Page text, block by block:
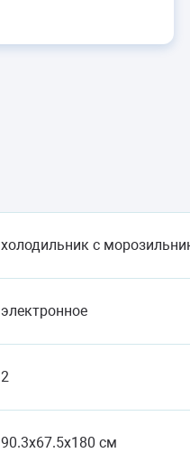
холодильник с
электронное
2
90.3x67.5x180 см